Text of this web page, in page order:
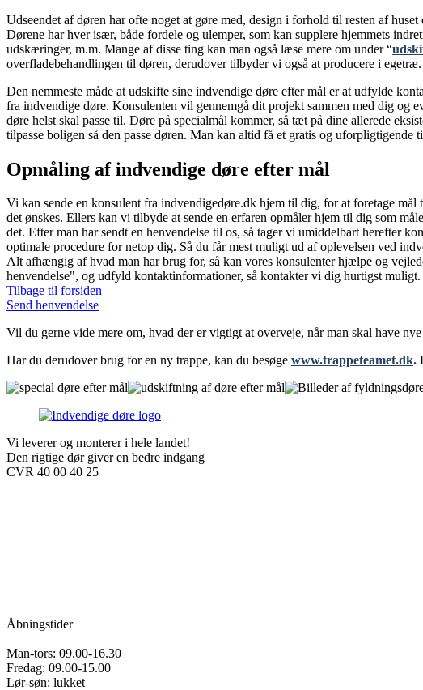
Udseendet af døren har ofte noget at gøre med, design i forhold til resten af
Dørene har hver især, både fordele og ulemper, som kan supplere hjemmets
udskæringer, m.m. Mange af disse ting kan man også læse mere om under “
overfladebehandlingen til døren, derudover tilbyder vi også at producere i egetræ.
Den nemmeste måde at udskifte sine indvendige døre efter mål er at udfylde
fra indvendige døre. Konsulenten vil gennemgå dit projekt sammen med dig og
døre helst skal passe til. Døre på specialmål kommer, så tæt på dine allerede
tilpasse boligen så den passe døren. Man kan altid få et gratis og
Opmåling af indvendige døre efter mål
Vi kan sende en konsulent fra indvendigedøre.dk hjem til dig, for at foretage
det ønskes. Ellers kan vi tilbyde at sende en erfaren opmåler hjem til dig som
det. Efter man har sendt en henvendelse til os, så tager vi umiddelbart herefter
optimale procedure for netop dig. Så du får mest muligt ud af oplevelsen ved
Alt afhængig af hvad man har brug for, så kan vores konsulenter hjælpe og
henvendelse", og udfyld kontaktinformationer, så kontakter vi dig hurtigst muligt.
Tilbage til forsiden
Send henvendelse
Vil du gerne vide mere om, hvad der er vigtigt at overveje, når man skal have
Har du derudover brug for en ny trappe, kan du besøge www.trappeteamet.dk.
Vi leverer og monterer i hele landet!
Den rigtige dør giver en bedre indgang
CVR 40 00 40 25
Åbningstider
Man-tors: 09.00-16.30
Fredag: 09.00-15.00
Lør-søn: lukket